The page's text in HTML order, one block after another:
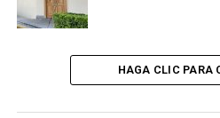
HAGA CLIC PARA